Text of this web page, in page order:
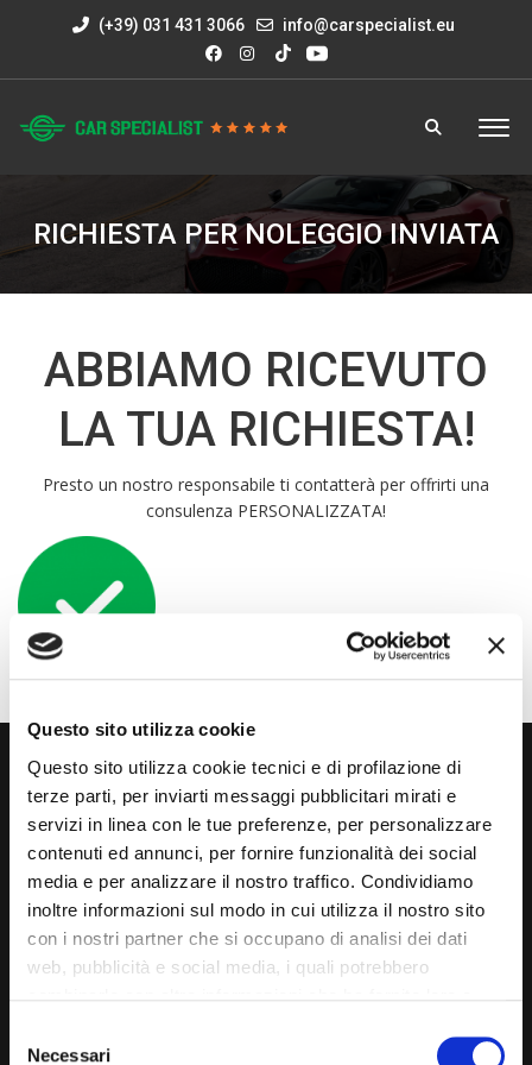
Questo sito utilizza cookie
Questo sito utilizza cookie tecnici e di profilazione di
terze parti, per inviarti messaggi pubblicitari mirati e
servizi in linea con le tue preferenze, per personalizzare
contenuti ed annunci, per fornire funzionalità dei social
media e per analizzare il nostro traffico. Condividiamo
inoltre informazioni sul modo in cui utilizza il nostro sito
con i nostri partner che si occupano di analisi dei dati
web, pubblicità e social media, i quali potrebbero
mera chiusura del banner non comporta l’accettazione
Selection
Necessari
(+39) 031 431 3066 info@carspecialist.eu
RICHIESTA PER NOLEGGIO INVIATA
ABBIAMO RICEVUTO
LA TUA RICHIESTA!
Presto un nostro responsabile ti contatterà per offrirti una
consulenza PERSONALIZZATA!
Via Giuditta Pasta 2, Como (CO) 22100
(+39) 031 431 3066
Dal Lunedì al Venerdì: 09:00 - 12:30 | 14:00 - 19:00